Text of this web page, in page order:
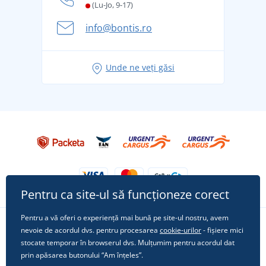
și în siguranță
Aventura de vară începe cu bagajul - pregătiți-vă
pentru vacanță fără griji
Tricoul preferat City în rol principal: ținute pentru
(Lu-Jo, 9-17)
info@bontis.ro
Unde ne veți găsi
Urmărește-ne pe rețelele sociale
Pentru ca site-ul să funcționeze corect
Pentru a vă oferi o experiență mai bună pe site-ul nostru, avem
nevoie de acordul dvs. pentru procesarea cookie-urilor- fișiere mici
stocate temporar în browserul dvs. Mulțumim pentru acordul dat
prin apăsarea butonului “Am înțeles”.